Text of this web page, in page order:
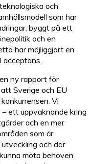
och
som har
byggt på ett
och en
har möjliggjort en
ny rapport för
Sverige och EU
Vi
ett uppvaknande kring
och en mer
som är
och där
möta behoven.